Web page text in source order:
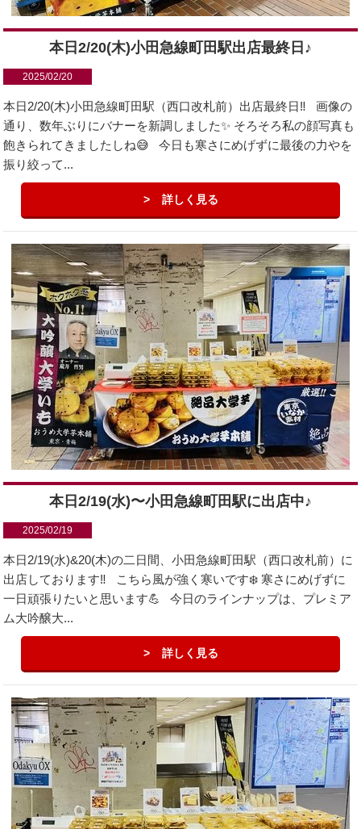
本日2/20(木)小田急線町田駅出店最終日♪
2025/02/20
本日2/20(木)小田急線町田駅（西口改札前）出店最終日‼️ 画像の
通り、数年ぶりにバナーを新調しました✨ そろそろ私の顔写真も
飽きられてきましたしね😅 今日も寒さにめげずに最後の力やを
振り絞って...
詳しく見る
本日2/19(水)〜小田急線町田駅に出店中♪
2025/02/19
本日2/19(水)&20(木)の二日間、小田急線町田駅（西口改札前）に
出店しております‼️ こちら風が強く寒いです❄️ 寒さにめげずに
一日頑張りたいと思います💪 今日のラインナップは、プレミア
ム大吟醸大...
詳しく見る